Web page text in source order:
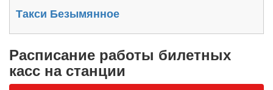
Такси Безымянное
Расписание работы билетных
касс на станции